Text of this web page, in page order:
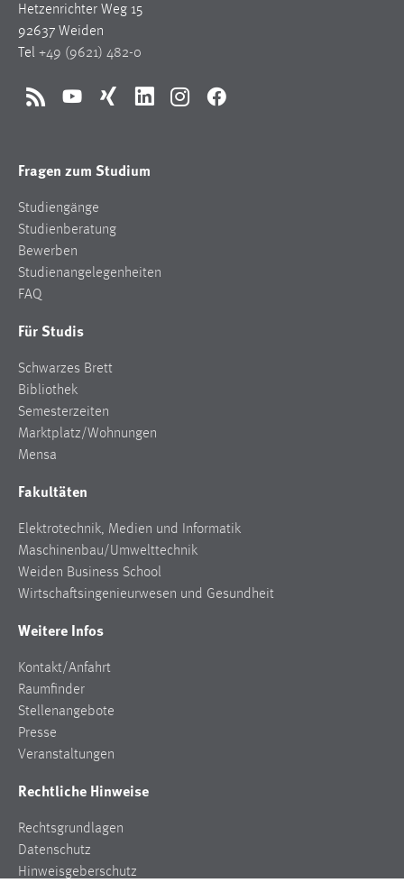
Hetzenrichter Weg 15
92637 Weiden
Tel +49 (9621) 482-0
RSS YouTubeXing LinkedInInstagramFacebook
Fragen zum Studium
Studiengänge
Studienberatung
Bewerben
Studienangelegenheiten
FAQ
Für Studis
Schwarzes Brett
Bibliothek
Semesterzeiten
Marktplatz/Wohnungen
Mensa
Fakultäten
Elektrotechnik, Medien und Informatik
Maschinenbau/Umwelttechnik
Weiden Business School
Wirtschaftsingenieurwesen und Gesundheit
Weitere Infos
Kontakt/Anfahrt
Raumfinder
Stellenangebote
Presse
Veranstaltungen
Rechtliche Hinweise
Rechtsgrundlagen
Datenschutz
Hinweisgeberschutz